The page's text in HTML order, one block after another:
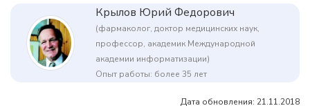
Крылов Юрий Федорович
(фармаколог, доктор медицинских наук,
профессор, академик Международной
академии информатизации)
Опыт работы: более 35 лет
Дата обновления: 21.11.2018